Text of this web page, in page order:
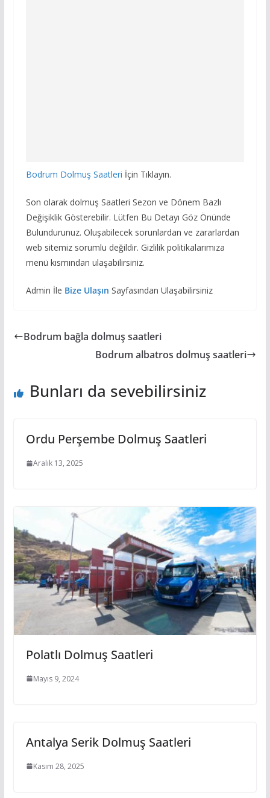
Bodrum Dolmuş Saatleri İçin Tıklayın.
Son olarak dolmuş Saatleri Sezon ve Dönem Bazlı
Değişiklik Gösterebilir. Lütfen Bu Detayı Göz Önünde
Bulundurunuz. Oluşabilecek sorunlardan ve zararlardan
web sitemiz sorumlu değildir. Gizlilik politikalarımıza
menü kısmından ulaşabilirsiniz.
Admin İle Bize Ulaşın Sayfasından Ulaşabilirsiniz
Bodrum bağla dolmuş saatleri
Bodrum albatros dolmuş saatleri
Bunları da sevebilirsiniz
Ordu Perşembe Dolmuş Saatleri
Aralık 13, 2025
Polatlı Dolmuş Saatleri
Mayıs 9, 2024
Antalya Serik Dolmuş Saatleri
Kasım 28, 2025